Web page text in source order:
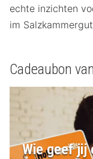
echte inzichten
im
Cadeaubon
Wie geef jij